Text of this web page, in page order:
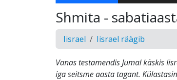
Shmita -
Iisrael Iisrael räägib
Vanas testamendis Jumal käskis
iga seitsme aasta tagant.